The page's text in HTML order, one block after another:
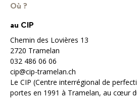
Où ?
au CIP
Chemin des Lovières 13
2720 Tramelan
032 486 06 06
cip@cip-tramelan.ch
Le CIP (Centre interrégional de
portes en 1991 à Tramelan, au cœur